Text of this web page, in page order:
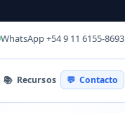
WhatsApp +54 9 11 6155-8693
📚 Recursos 💬 Contacto